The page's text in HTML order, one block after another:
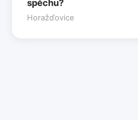
spěchu?
Horažďovice